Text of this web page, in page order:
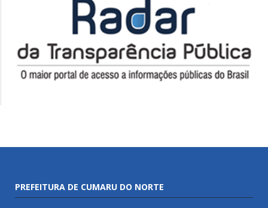
PREFEITURA DE CUMARU DO NORTE